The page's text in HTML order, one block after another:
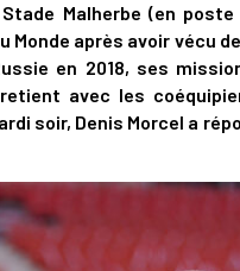
Malherbe (en
Monde après avoir vécu
en 2018, ses
avec les
soir, Denis Morcel a